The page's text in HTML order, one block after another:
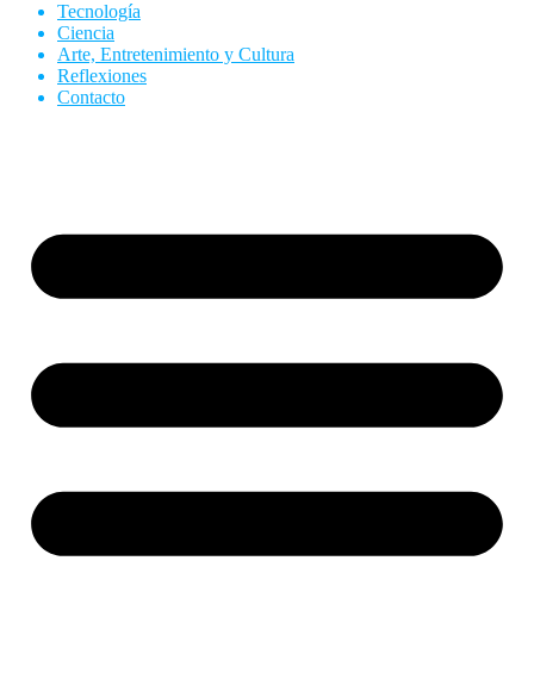
Tecnología
Ciencia
Arte, Entretenimiento y Cultura
Reflexiones
Contacto